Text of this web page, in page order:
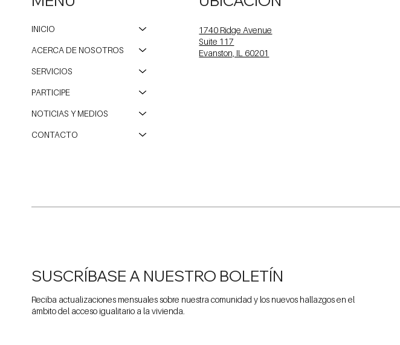
INICIO
ACERCA DE NOSOTROS
SERVICIOS
PARTICIPE
NOTICIAS Y MEDIOS
CONTACTO
1740 Ridge Avenue
Suite 117
Evanston, IL 60201
SUSCRÍBASE A NUESTRO BOLETÍN
Reciba actualizaciones mensuales sobre nuestra comunidad y los nuevos hallazgos en el
ámbito del acceso igualitario a la vivienda.